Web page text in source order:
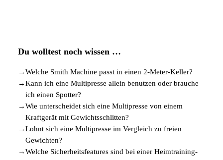
Du wolltest noch wissen …
→Welche Smith Machine passt in einen 2-Meter-Keller?
→Kann ich eine Multipresse allein benutzen oder brauche
ich einen Spotter?
→Wie unterscheidet sich eine Multipresse von einem
Kraftgerät mit Gewichtsschlitten?
→Lohnt sich eine Multipresse im Vergleich zu freien
Gewichten?
→Welche Sicherheitsfeatures sind bei einer Heimtraining-